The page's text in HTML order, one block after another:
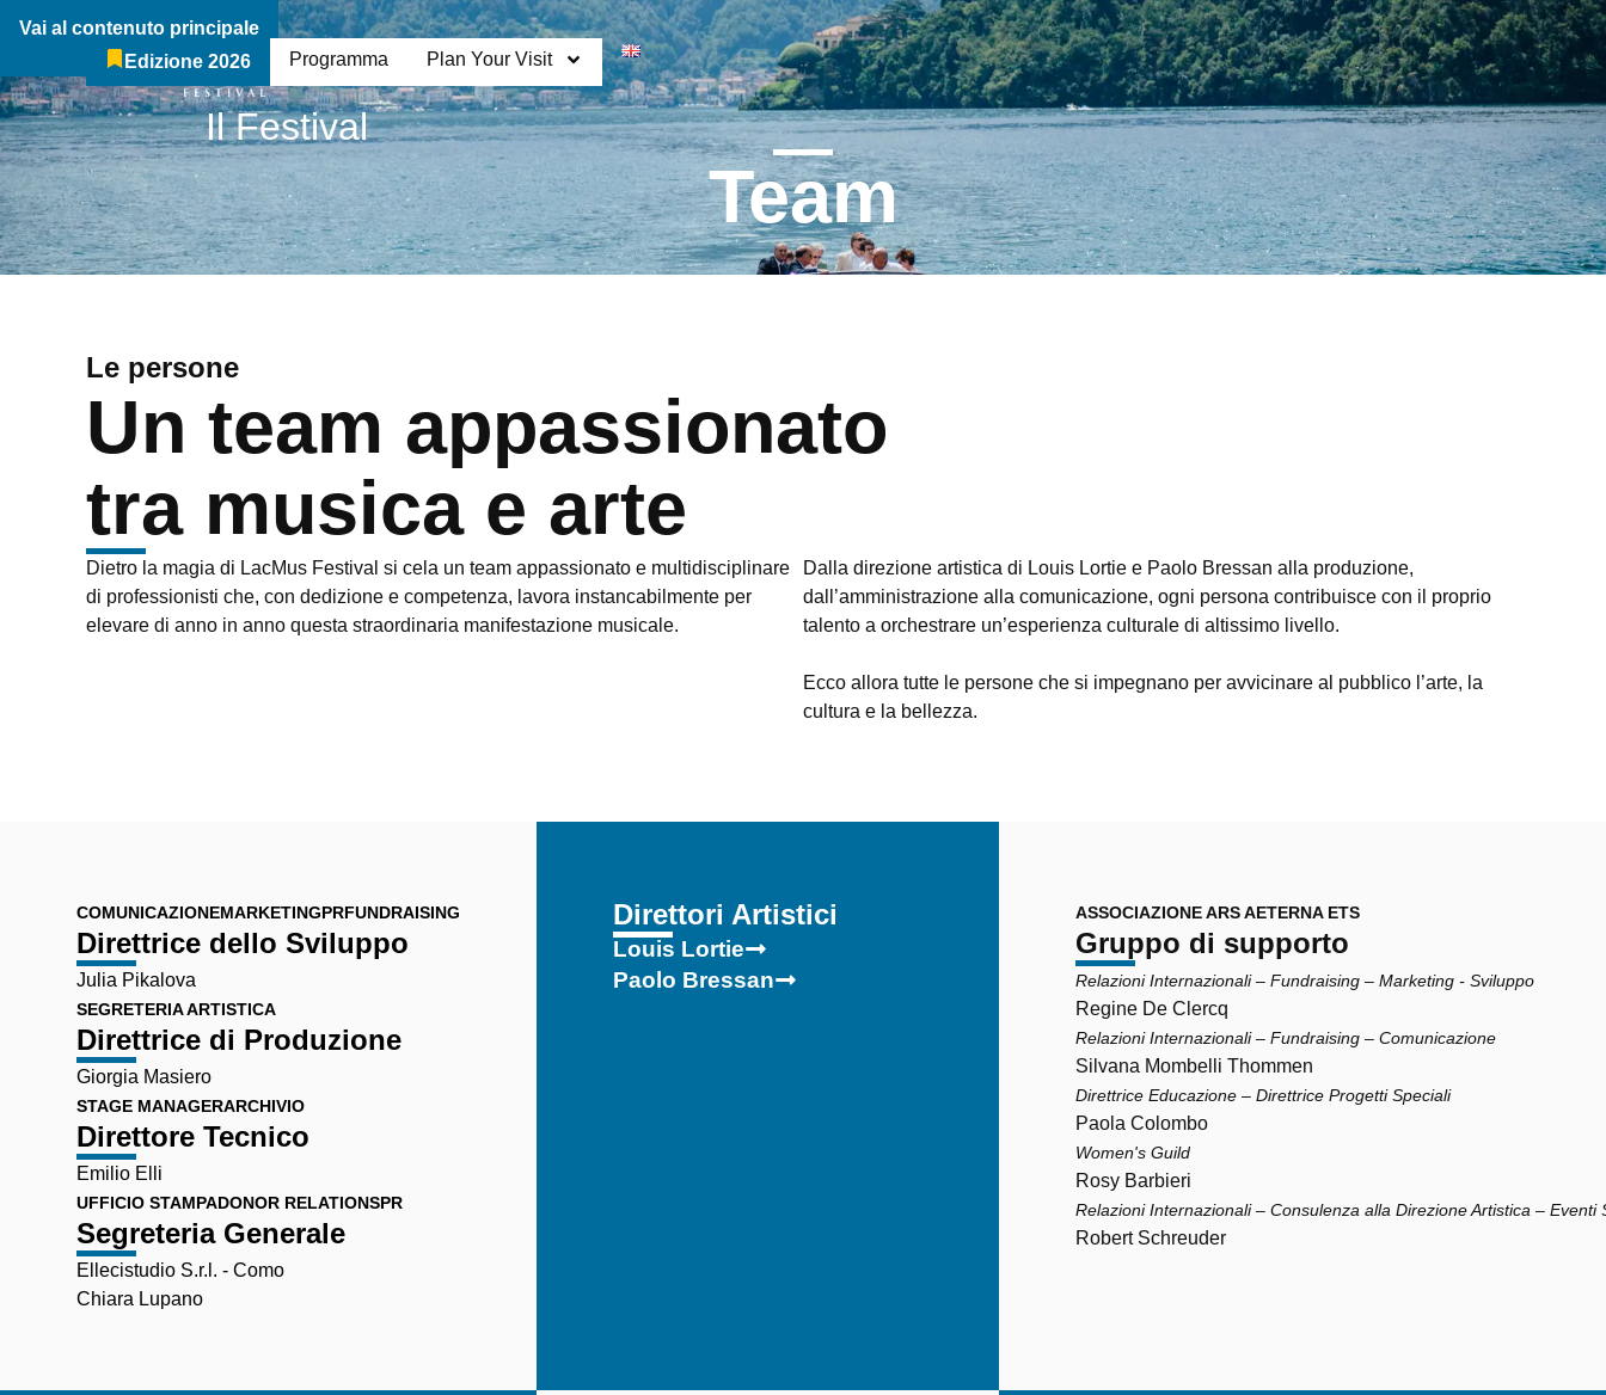
Vai al contenuto principale
Il Festival
Chi Siamo Contatti
Edizione 2026 Programma Plan Your Visit
Breadcrumb:
Il Festival
Team
Le persone
Un team appassionato
tra musica e arte
Dietro la magia di LacMus Festival si cela un team appassionato e multidisciplinare
di professionisti che, con dedizione e competenza, lavora instancabilmente per
elevare di anno in anno questa straordinaria manifestazione musicale.
Dalla direzione artistica di Louis Lortie e Paolo Bressan alla produzione,
dall’amministrazione alla comunicazione, ogni persona contribuisce con il proprio
talento a orchestrare un’esperienza culturale di altissimo livello.
Ecco allora tutte le persone che si impegnano per avvicinare al pubblico l’arte, la
cultura e la bellezza.
COMUNICAZIONEMARKETINGPRFUNDRAISING
Direttrice dello Sviluppo
Julia Pikalova
SEGRETERIA ARTISTICA
Direttrice di Produzione
Giorgia Masiero
STAGE MANAGERARCHIVIO
Direttore Tecnico
Emilio Elli
UFFICIO STAMPADONOR RELATIONSPR
Segreteria Generale
Ellecistudio S.r.l. - Como
Chiara Lupano
Direttori Artistici
Louis Lortie
Paolo Bressan
ASSOCIAZIONE ARS AETERNA ETS
Gruppo di supporto
Relazioni Internazionali – Fundraising – Marketing - Sviluppo
Regine De Clercq
Relazioni Internazionali – Fundraising – Comunicazione
Silvana Mombelli Thommen
Direttrice Educazione – Direttrice Progetti Speciali
Paola Colombo
Women's Guild
Rosy Barbieri
Relazioni Internazionali – Consulenza alla Direzione Artistica – Eventi
Robert Schreuder